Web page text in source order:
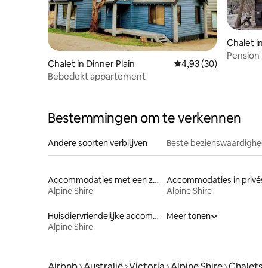
Chalet in Dinner Plain Gemiddelde
4,93 (30)
Bebedekt appartement
Chalet
Bestemmingen om te verkennen
Andere soorten verblijven Beste
Accommodaties met een zwembad
Alpine Shire
Alpine Shire
Huisdiervriendelijke accommodaties
Alpine Shire
Meer tonen